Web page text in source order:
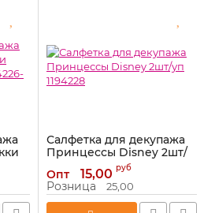
Салфетка для декупажа
Принцессы Disney 2шт/
Артикул: 1194228
Опт 15,00 руб
Розница 25,00